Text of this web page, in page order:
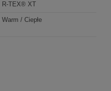
R-TEX® XT
Warm / Ciepłe